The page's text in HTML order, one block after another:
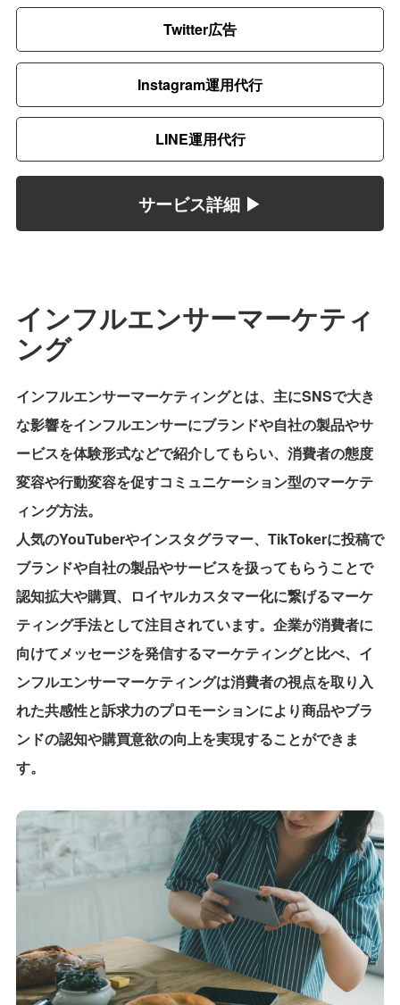
Twitter広告
Instagram運用代行
LINE運用代行
サービス詳細 ▶︎
インフルエンサーマーケティ
ング
インフルエンサーマーケティングとは、主にSNSで大き
な影響をインフルエンサーにブランドや自社の製品やサ
ービスを体験形式などで紹介してもらい、消費者の態度
変容や行動変容を促すコミュニケーション型のマーケテ
ィング方法。
人気のYouTuberやインスタグラマー、TikTokerに投稿で
ブランドや自社の製品やサービスを扱ってもらうことで
認知拡大や購買、ロイヤルカスタマー化に繋げるマーケ
ティング手法として注目されています。企業が消費者に
向けてメッセージを発信するマーケティングと比べ、イ
ンフルエンサーマーケティングは消費者の視点を取り入
れた共感性と訴求力のプロモーションにより商品やブラ
ンドの認知や購買意欲の向上を実現することができま
す。